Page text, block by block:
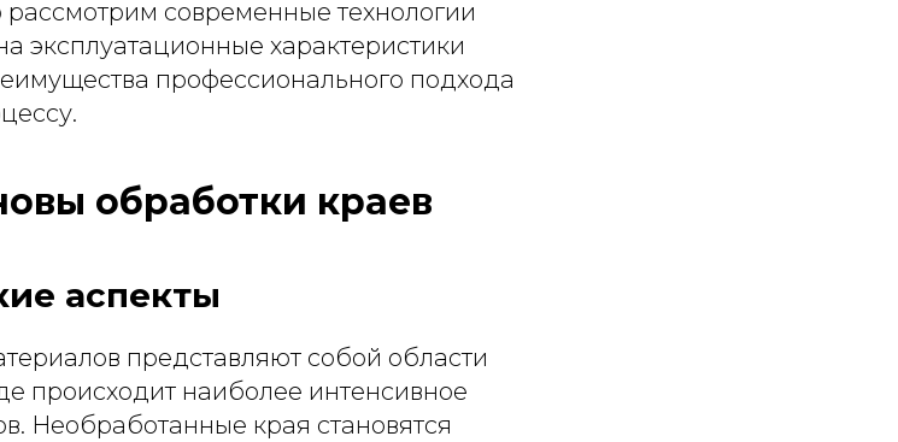
современные технологии
эксплуатационные характеристики
профессионального подхода
обработки краев
аспекты
представляют собой области
происходит наиболее интенсивное
Необработанные края становятся